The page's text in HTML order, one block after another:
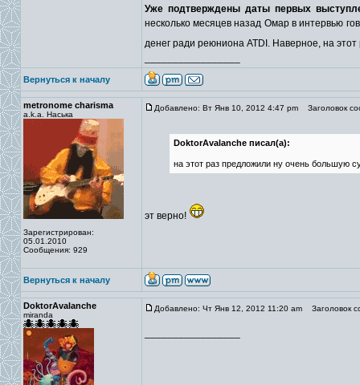
Уже подтверждены даты первых
несколько месяцев назад Омар в интервью
денег ради реюниона ATDI. Наверное, на
Вернуться к началу
metronome charisma
a.k.a. Наська
Зарегистрирован:
05.01.2010
Сообщения: 929
Добавлено: Вт Янв 10, 2012 4:47 pm Заголовок
DoktorAvalanche писал(а):
на этот раз предложили ну очень большую
эт верно!
Вернуться к началу
DoktorAvalanche
miranda
Добавлено: Чт Янв 12, 2012 11:20 am Заголовок